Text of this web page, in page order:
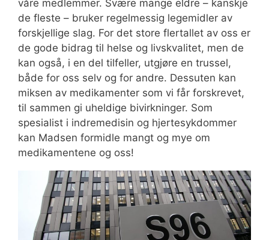
våre medlemmer. Svære mange eldre – kanskje
de fleste – bruker regelmessig legemidler av
forskjellige slag. For det store flertallet av oss er
de gode bidrag til helse og livskvalitet, men de
kan også, i en del tilfeller, utgjøre en trussel,
både for oss selv og for andre. Dessuten kan
miksen av medikamenter som vi får forskrevet,
til sammen gi uheldige bivirkninger. Som
spesialist i indremedisin og hjertesykdommer
kan Madsen formidle mangt og mye om
medikamentene og oss!